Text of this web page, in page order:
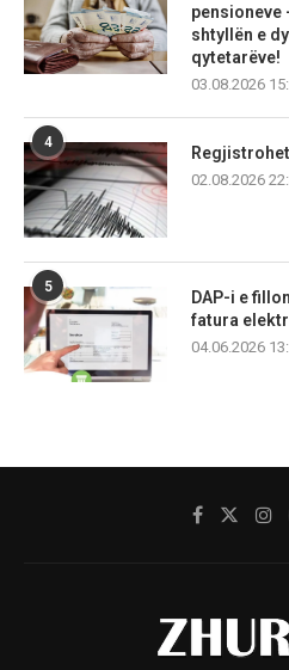
pensioneve
shtyllën e
qytetarëve!
03.08.2026
4
02.08.2026
5
DAP-i e
fatura
04.06.2026